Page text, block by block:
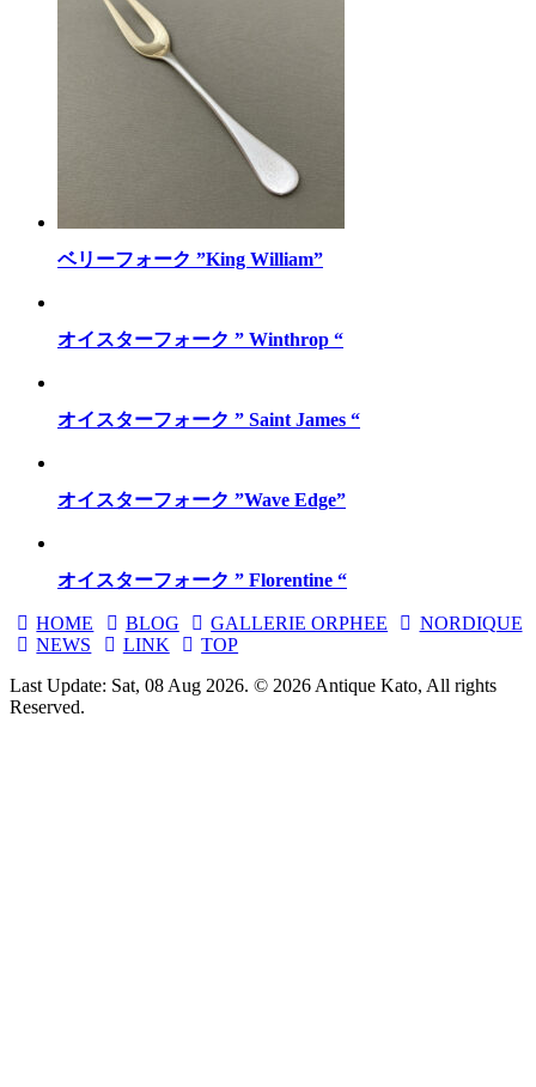
ベリーフォーク ”King William”
オイスターフォーク ” Winthrop “
オイスターフォーク ” Saint James “
オイスターフォーク ”Wave Edge”
オイスターフォーク ” Florentine “
HOME BLOG GALLERIE ORPHEE
NORDIQUE
NEWS
LINK
TOP
Last Update: Sat, 08 Aug 2026. © 2026 Antique Kato, All rights
Reserved.